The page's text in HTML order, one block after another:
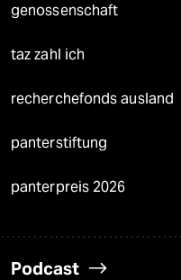
genossenschaft
taz zahl ich
recherchefonds ausland
panterstiftung
panterpreis 2026
Podcast